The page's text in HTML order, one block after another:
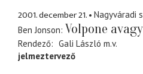
2001. december 21.
Nagyváradi
Ben Jonson Volpone
Rendező Gali László m.v.
jelmeztervező